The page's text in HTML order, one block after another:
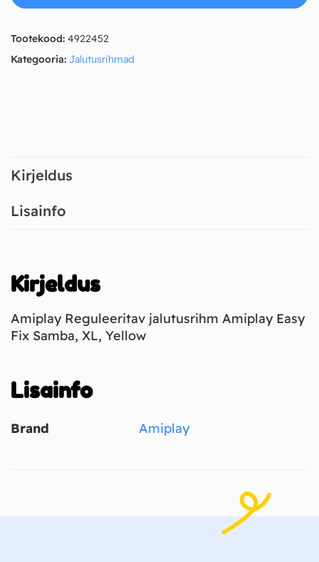
Tootekood: 4922452
Kategooria: Jalutusrihmad
Kirjeldus
Lisainfo
Kirjeldus
Amiplay Reguleeritav jalutusrihm Amiplay Easy
Fix Samba, XL, Yellow
Lisainfo
Brand Amiplay